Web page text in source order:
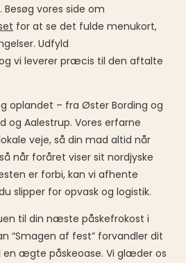
Besøg vores side om
for at se det fulde menukort,
Udfyld
vi leverer præcis til den aftalte
oplandet – fra Øster Bording og
og Aalestrup. Vores erfarne
veje, så din mad altid når
når foråret viser sit nordjyske
er forbi, kan vi afhente
slipper for opvask og logistik.
til din næste påskefrokost i
“Smagen af fest” forvandler dit
en ægte påskeoase. Vi glæder os